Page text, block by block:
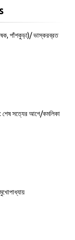
পাঁশকুড়া)/ ভাস্করব্রত
শেষ সত্যের আগে/কমলিকা